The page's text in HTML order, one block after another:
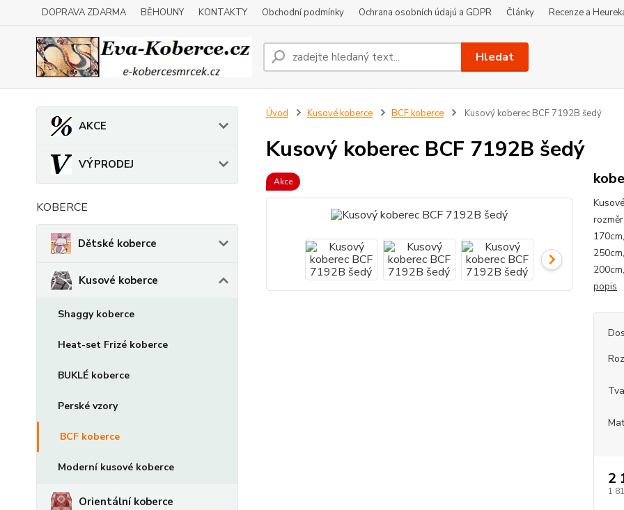
DOPRAVA ZDARMA BĚHOUNY KONTAKTY Obchodní podmínky Ochrana osobních údajú a GDPR Články Recenze a
Hledat
AKCE
VÝPRODEJ
KOBERCE
Dětské koberce
Kusové koberce
Shaggy koberce
Heat-set Frizé koberce
BUKLÉ koberce
Perské vzory
BCF koberce
Moderní kusové koberce
Orientální koberce
Úvod Kusové koberce BCF koberce Kusový koberec BCF 7192B šedý
Kusový koberec BCF 7192B šedý
Akce
popis
2
1